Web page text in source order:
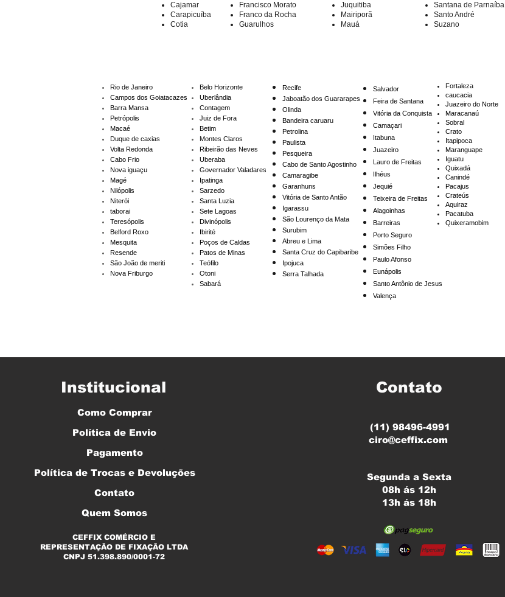
Cajamar
Carapicuíba
Cotia
Francisco Morato
Franco da Rocha
Guarulhos
Juquitiba
Mairiporã
Mauá
Santana de Parnaíba
Santo André
Suzano
Rio de Janeiro
Campos dos Goiatacazes
Barra Mansa
Petrópolis
Macaé
Duque de caxias
Volta Redonda
Cabo Frio
Nova iguaçu
Magé
Nilópolis
Niterói
taborai
Teresópolis
Belford Roxo
Mesquita
Resende
São João de meriti
Nova Friburgo
Belo Horizonte
Uberlândia
Contagem
Juiz de Fora
Betim
Montes Claros
Ribeirão das Neves
Uberaba
Governador Valadares
Ipatinga
Sarzedo
Santa Luzia
Sete Lagoas
Divinópolis
Ibirité
Poços de Caldas
Patos de Minas
Teófilo
Otoni
Sabará
Recife
Jaboatão dos Guararapes
Olinda
Bandeira caruaru
Petrolina
Paulista
​Pesqueira
Cabo de Santo Agostinho
Camaragibe
Garanhuns
Vitória de Santo Antão
Igarassu
São Lourenço da Mata
​Surubim
Abreu e Lima
Santa Cruz do Capibaribe
Ipojuca
Serra Talhada
Salvador
Feira de Santana
Vitória da Conquista
Camaçari
Itabuna
Juazeiro
Lauro de Freitas
Ilhéus
Jequié
Teixeira de Freitas
Alagoinhas
Barreiras
Porto Seguro
Simões Filho
Paulo Afonso
Eunápolis
Santo Antônio de Jesus
Valença
Fortaleza
caucacia
Juazeiro do Norte
Maracanaú
Sobral
Crato
Itapipoca
Maranguape
Iguatu
Quixadá
Canindé
Pacajus
Crateús
Aquiraz
Pacatuba
Quixeramobim
Institucional
Como Comprar
Política de Envio
Pagamento
Política de Trocas e Devoluções
Contato
Quem Somos
CEFFIX COMÉRCIO E
REPRESENTAÇÃO DE FIXAÇÃO LTDA
CNPJ 51.398.890/0001-72
Contato
(11) 98496-4991
ciro@ceffix.com
Segunda a Sexta
08h ás 12h
13h ás 18h